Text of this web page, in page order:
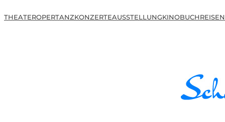
THEATEROPERTANZKONZERTEAUSSTELLUNGKINOBUCHREISEN